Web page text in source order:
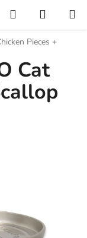
Hledat
KOŠÍK
Pieces +
Cat